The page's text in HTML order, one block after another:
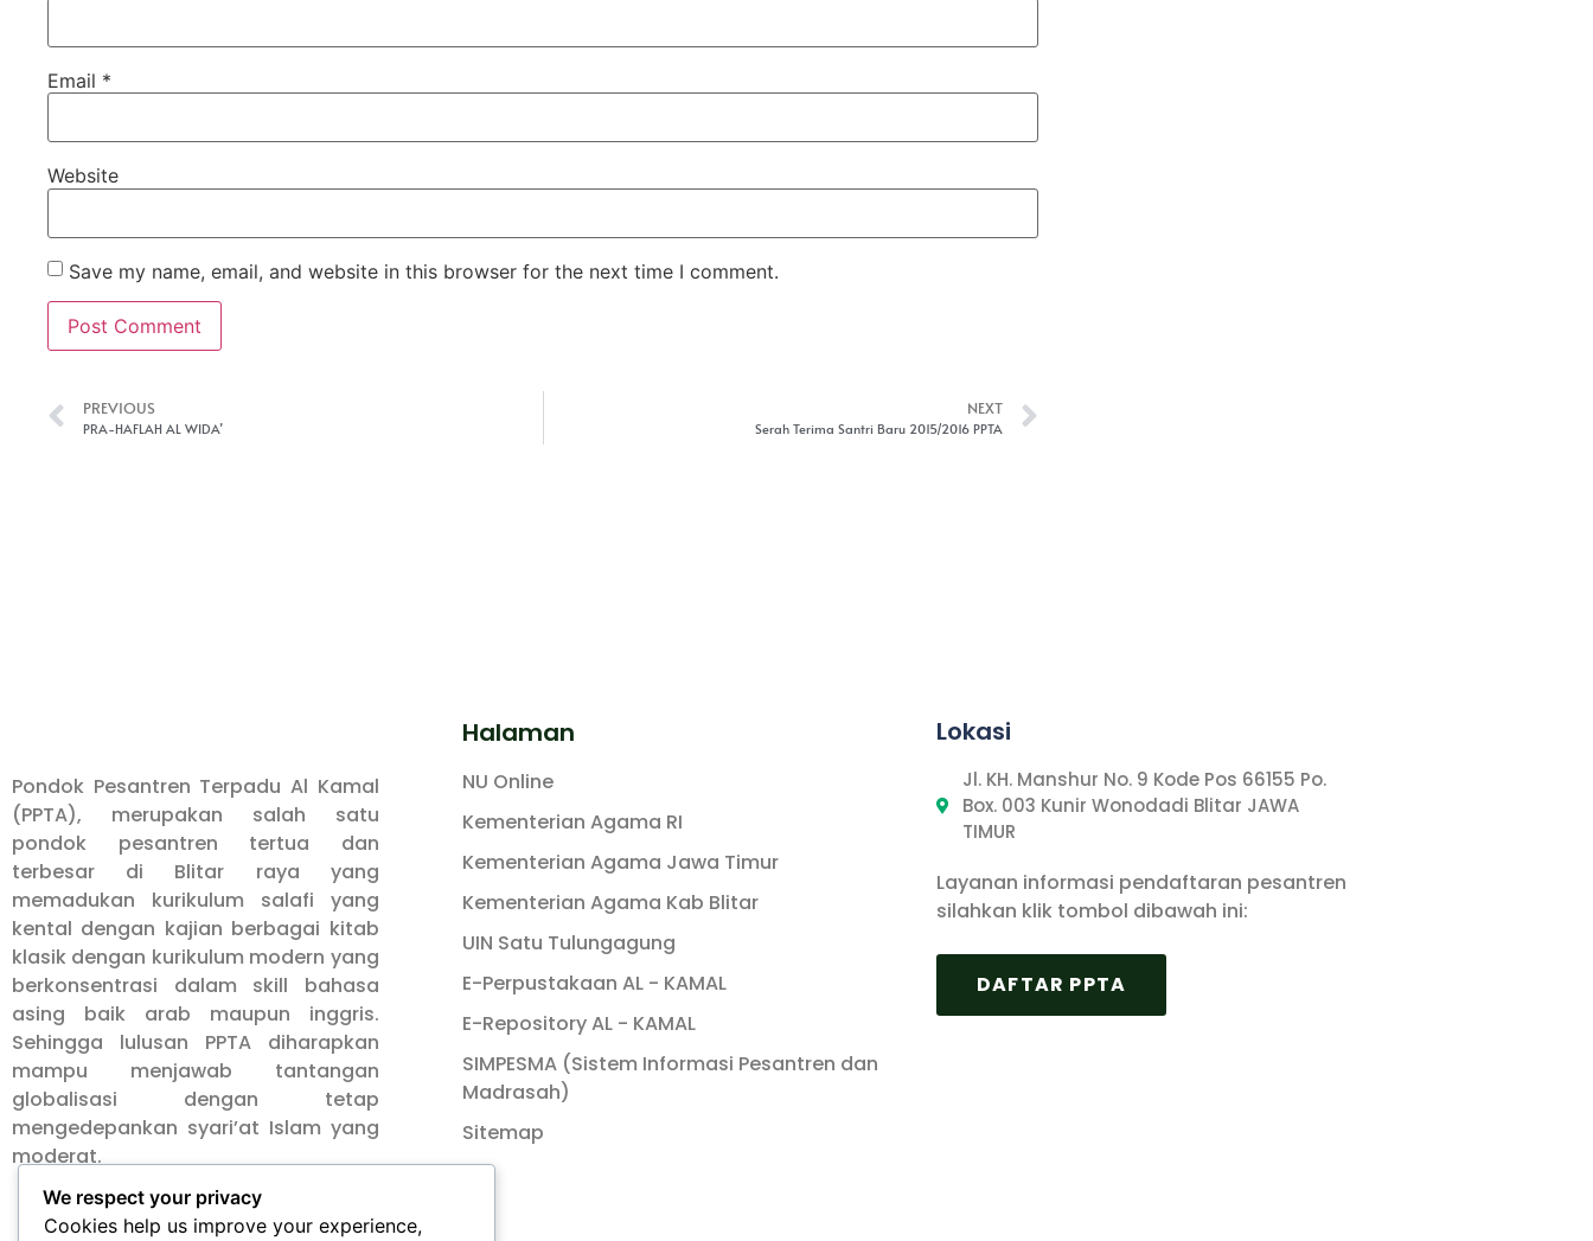
Email *
Website
Save my name, email, and website in this browser for the next time I comment.
PREVIOUS
PRA-HAFLAH AL WIDA’
NEXT
Serah Terima Santri Baru 2015/2016 PPTA
Pondok Pesantren Terpadu Al Kamal
(PPTA), merupakan salah satu
pondok pesantren tertua dan
terbesar di Blitar raya yang
memadukan kurikulum salafi yang
kental dengan kajian berbagai kitab
klasik dengan kurikulum modern yang
berkonsentrasi dalam skill bahasa
asing baik arab maupun inggris.
Sehingga lulusan PPTA diharapkan
mampu menjawab tantangan
globalisasi dengan tetap
mengedepankan syari’at Islam yang
moderat.
Halaman
NU Online
Kementerian Agama RI
Kementerian Agama Jawa Timur
Kementerian Agama Kab Blitar
UIN Satu Tulungagung
E-Perpustakaan AL - KAMAL
E-Repository AL - KAMAL
SIMPESMA (Sistem Informasi Pesantren dan
Madrasah)
Sitemap
Lokasi
Jl. KH. Manshur No. 9 Kode Pos 66155 Po.
Box. 003 Kunir Wonodadi Blitar JAWA
TIMUR
Layanan informasi pendaftaran pesantren
silahkan klik tombol dibawah ini:
DAFTAR PPTA
We respect your privacy
Cookies help us improve your experience,